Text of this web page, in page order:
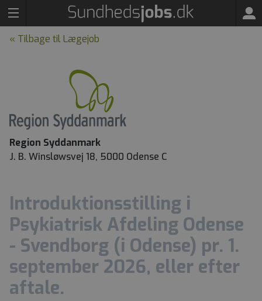
« Tilbage til Lægejob
Region Syddanmark
J. B. Winsløwsvej 18, 5000 Odense C
Introduktionsstilling i
Psykiatrisk Afdeling Odense
- Svendborg (i Odense) pr. 1.
september 2026, eller efter
aftale.